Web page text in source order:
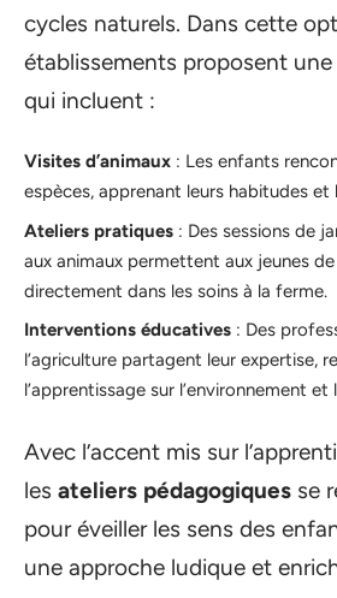
cycles naturels. Dans cette
établissements proposent une
qui incluent :
Visites d’animaux : Les enfants
espèces, apprenant leurs habitudes et
Ateliers pratiques : Des sessions de
aux animaux permettent aux jeunes de
directement dans les soins à la ferme.
Interventions éducatives : Des
l’agriculture partagent leur expertise,
l’apprentissage sur l’environnement et
Avec l’accent mis sur
les ateliers pédagogiques se
pour éveiller les sens des
une approche ludique et